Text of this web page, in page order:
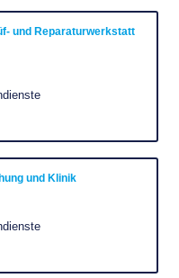
und Reparaturwerkstatt
und Klinik